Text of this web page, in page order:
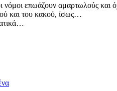
νόμοι επωάζουν αμαρτωλούς και
και του κακού, ίσως…